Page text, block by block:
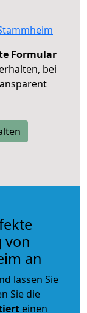
Formular
bei
von
an
lassen Sie
Sie die
einen